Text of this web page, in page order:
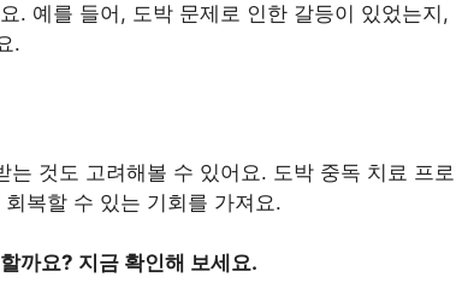
. 예를 들어, 도박 문제로 인한 갈등이 있었는지,
.
것도 고려해볼 수 있어요. 도박 중독 치료 프로
복할 수 있는 기회를 가져요.
까요? 지금 확인해 보세요.